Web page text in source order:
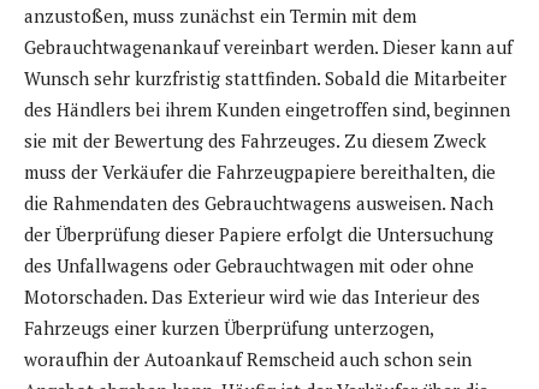
anzustoßen, muss zunächst ein Termin mit dem
Gebrauchtwagenankauf vereinbart werden. Dieser kann auf
Wunsch sehr kurzfristig stattfinden. Sobald die Mitarbeiter
des Händlers bei ihrem Kunden eingetroffen sind, beginnen
sie mit der Bewertung des Fahrzeuges. Zu diesem Zweck
muss der Verkäufer die Fahrzeugpapiere bereithalten, die
die Rahmendaten des Gebrauchtwagens ausweisen. Nach
der Überprüfung dieser Papiere erfolgt die Untersuchung
des Unfallwagens oder Gebrauchtwagen mit oder ohne
Motorschaden. Das Exterieur wird wie das Interieur des
Fahrzeugs einer kurzen Überprüfung unterzogen,
woraufhin der Autoankauf Remscheid auch schon sein